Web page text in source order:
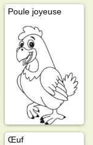
Poule joyeuse
Œuf